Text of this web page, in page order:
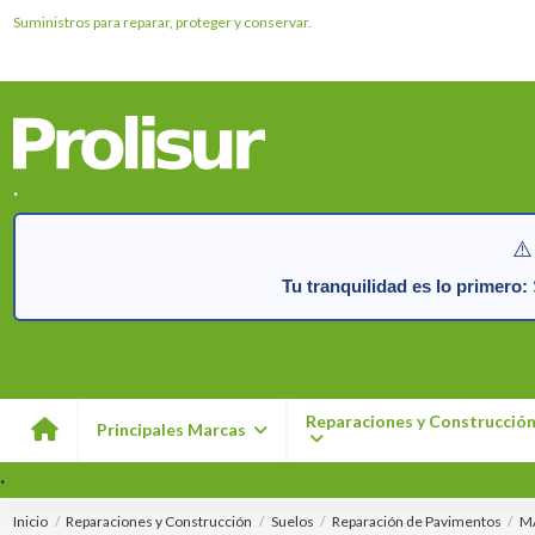
Suministros para reparar, proteger y conservar.
.
⚠️
Tu tranquilidad es lo primero:
Principales Marcas Reparaciones y
.
Inicio Reparaciones y Construcción Suelos Reparación de Pavimentos